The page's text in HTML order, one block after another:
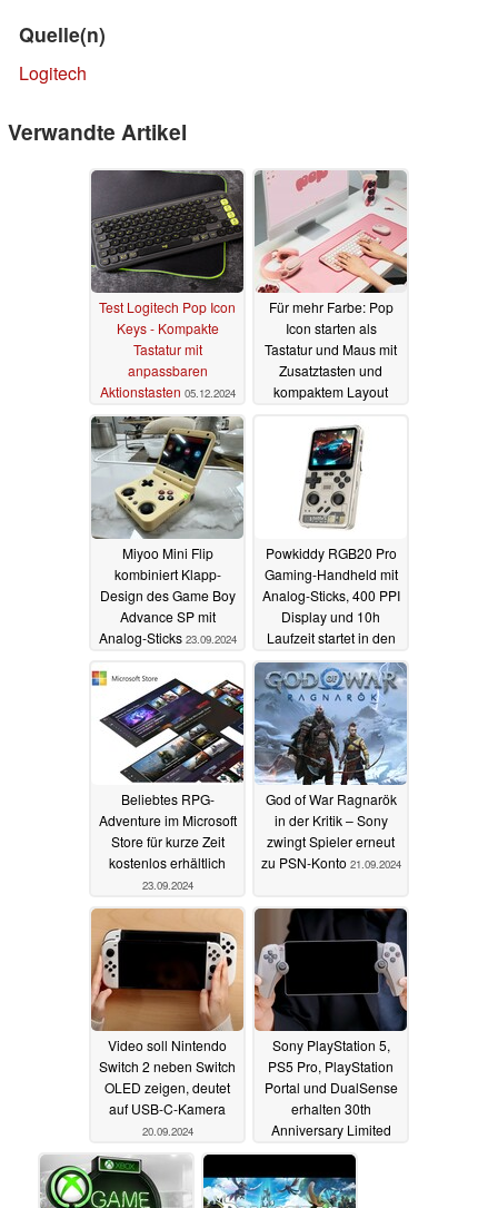
Quelle(n)
Logitech
Verwandte Artikel
Test Logitech Pop Icon
Keys - Kompakte
Tastatur mit
anpassbaren
Aktionstasten 05.12.2024
Für mehr Farbe: Pop
Icon starten als
Tastatur und Maus mit
Zusatztasten und
kompaktem Layout
Miyoo Mini Flip
kombiniert Klapp-
Design des Game Boy
Advance SP mit
Analog-Sticks 23.09.2024
Powkiddy RGB20 Pro
Gaming-Handheld mit
Analog-Sticks, 400 PPI
Display und 10h
Laufzeit startet in den
Verkauf23.09.2024
Beliebtes RPG-
Adventure im Microsoft
Store für kurze Zeit
kostenlos erhältlich
23.09.2024
God of War Ragnarök
in der Kritik – Sony
zwingt Spieler erneut
zu PSN-Konto 21.09.2024
Video soll Nintendo
Switch 2 neben Switch
OLED zeigen, deutet
auf USB-C-Kamera
20.09.2024
Sony PlayStation 5,
PS5 Pro, PlayStation
Portal und DualSense
erhalten 30th
Anniversary Limited
Edition20.09.2024